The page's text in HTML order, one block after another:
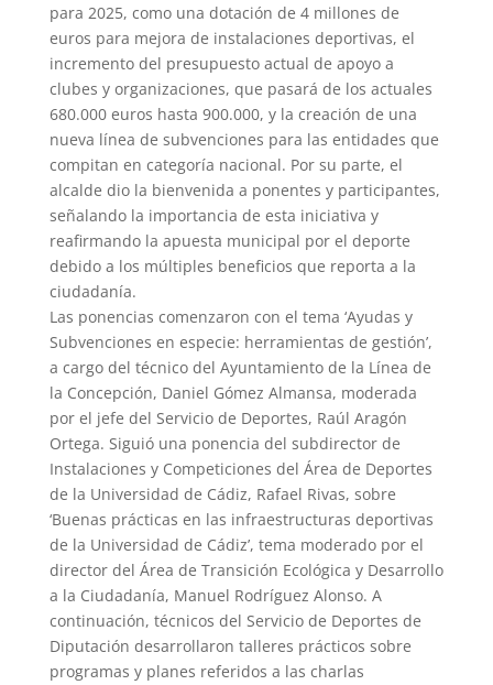
para 2025, como una dotación de 4 millones de
euros para mejora de instalaciones deportivas, el
incremento del presupuesto actual de apoyo a
clubes y organizaciones, que pasará de los actuales
680.000 euros hasta 900.000, y la creación de una
nueva línea de subvenciones para las entidades que
compitan en categoría nacional. Por su parte, el
alcalde dio la bienvenida a ponentes y participantes,
señalando la importancia de esta iniciativa y
reafirmando la apuesta municipal por el deporte
debido a los múltiples beneficios que reporta a la
ciudadanía.
Las ponencias comenzaron con el tema ‘Ayudas y
Subvenciones en especie: herramientas de gestión’,
a cargo del técnico del Ayuntamiento de la Línea de
la Concepción, Daniel Gómez Almansa, moderada
por el jefe del Servicio de Deportes, Raúl Aragón
Ortega. Siguió una ponencia del subdirector de
Instalaciones y Competiciones del Área de Deportes
de la Universidad de Cádiz, Rafael Rivas, sobre
‘Buenas prácticas en las infraestructuras deportivas
de la Universidad de Cádiz’, tema moderado por el
director del Área de Transición Ecológica y Desarrollo
a la Ciudadanía, Manuel Rodríguez Alonso. A
continuación, técnicos del Servicio de Deportes de
Diputación desarrollaron talleres prácticos sobre
programas y planes referidos a las charlas